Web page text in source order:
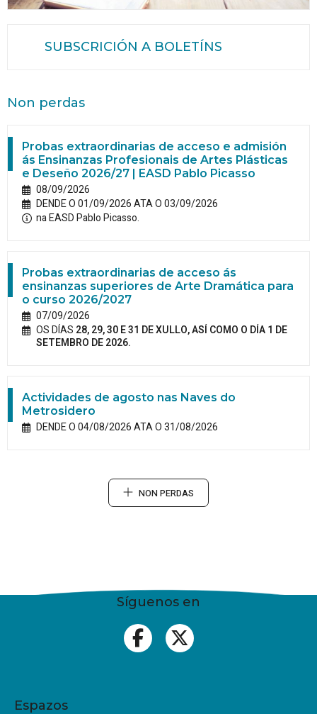
SUBSCRICIÓN A BOLETÍNS
Non perdas
Probas extraordinarias de acceso e admisión
ás Ensinanzas Profesionais de Artes Plásticas
e Deseño 2026/27 | EASD Pablo Picasso
08/09/2026
DENDE O 01/09/2026 ATA O 03/09/2026
na EASD Pablo Picasso.
Probas extraordinarias de acceso ás
ensinanzas superiores de Arte Dramática para
o curso 2026/2027
07/09/2026
OS DÍAS 28, 29, 30 E 31 DE XULLO, ASÍ COMO O DÍA 1 DE
SETEMBRO DE 2026.
Actividades de agosto nas Naves do
Metrosidero
DENDE O 04/08/2026 ATA O 31/08/2026
NON PERDAS
Síguenos en
Espazos